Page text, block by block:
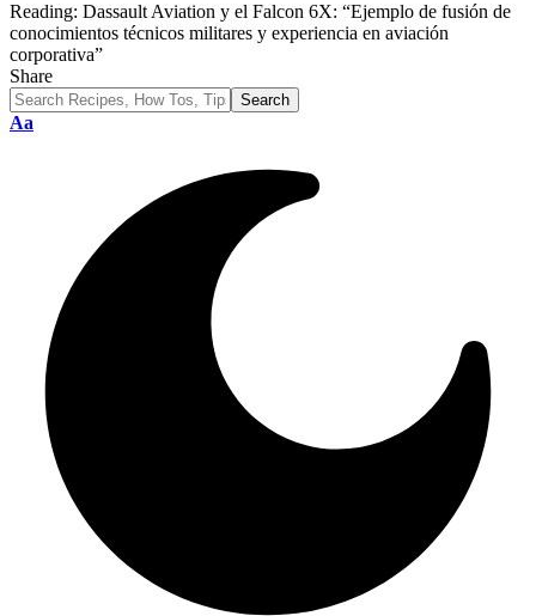
Reading: Dassault Aviation y el Falcon 6X: “Ejemplo de fusión de
conocimientos técnicos militares y experiencia en aviación
corporativa”
Share
Font
Aa